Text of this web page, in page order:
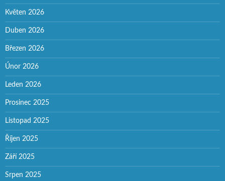
Květen 2026
Duben 2026
Březen 2026
Únor 2026
Leden 2026
Prosinec 2025
Listopad 2025
Říjen 2025
Září 2025
Srpen 2025